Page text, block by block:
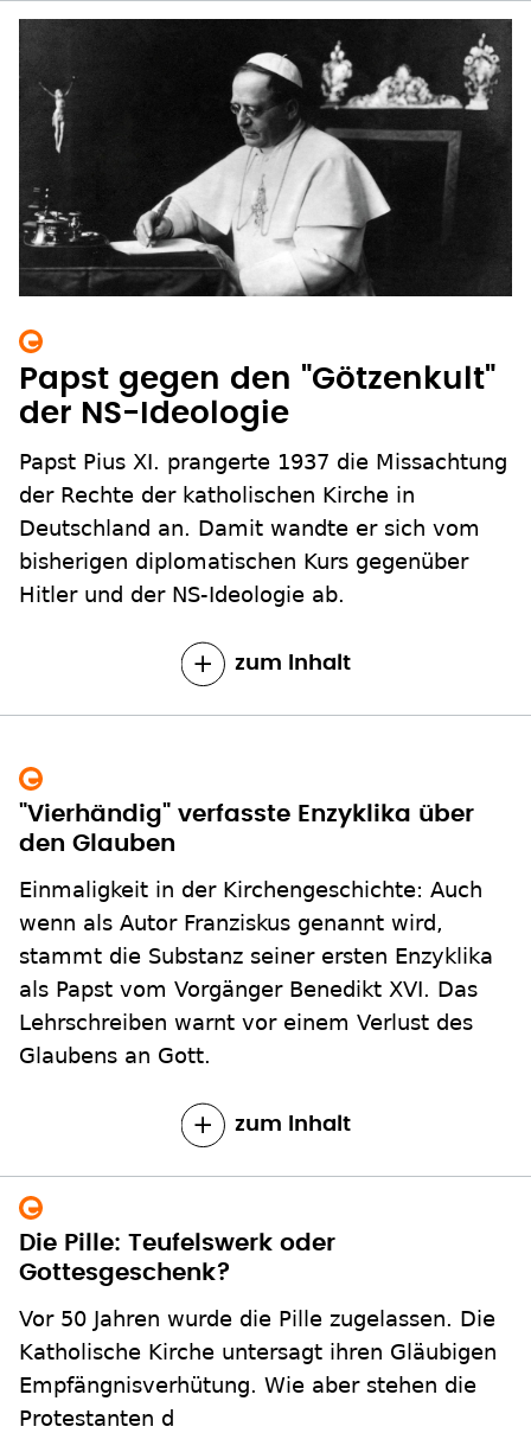
Papst gegen den "Götzenkult"
der NS-Ideologie
Papst Pius XI. prangerte 1937 die Missachtung
der Rechte der katholischen Kirche in
Deutschland an. Damit wandte er sich vom
bisherigen diplomatischen Kurs gegenüber
Hitler und der NS-Ideologie ab.
zum Inhalt
"Vierhändig" verfasste Enzyklika über
den Glauben
Einmaligkeit in der Kirchengeschichte: Auch
wenn als Autor Franziskus genannt wird,
stammt die Substanz seiner ersten Enzyklika
als Papst vom Vorgänger Benedikt XVI. Das
Lehrschreiben warnt vor einem Verlust des
Glaubens an Gott.
zum Inhalt
Die Pille: Teufelswerk oder
Gottesgeschenk?
Vor 50 Jahren wurde die Pille zugelassen. Die
Katholische Kirche untersagt ihren Gläubigen
Empfängnisverhütung. Wie aber stehen die
Protestanten d